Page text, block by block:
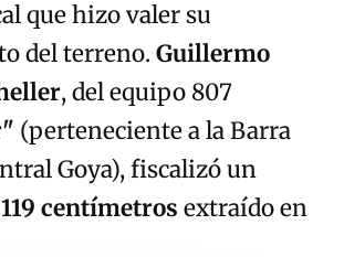
que hizo valer su
del terreno. Guillermo
, del equipo 807
(perteneciente a la Barra
Goya), fiscalizó un
119 centímetros extraído en